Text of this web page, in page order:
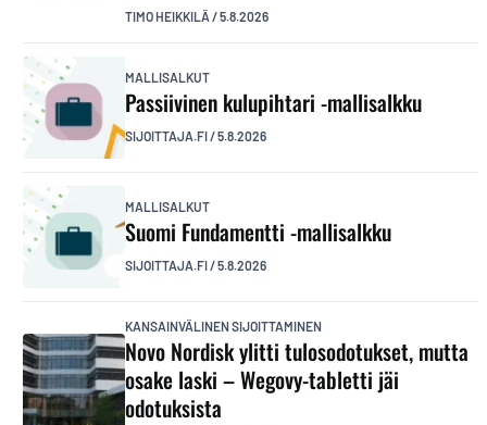
TIMO HEIKKILÄ /5.8.2026
MALLISALKUT
Passiivinen kulupihtari -mallisalkku
SIJOITTAJA.FI/5.8.2026
MALLISALKUT
Suomi Fundamentti -mallisalkku
SIJOITTAJA.FI/5.8.2026
KANSAINVÄLINEN SIJOITTAMINEN
Novo Nordisk ylitti tulosodotukset, mutta
osake laski – Wegovy-tabletti jäi
odotuksista